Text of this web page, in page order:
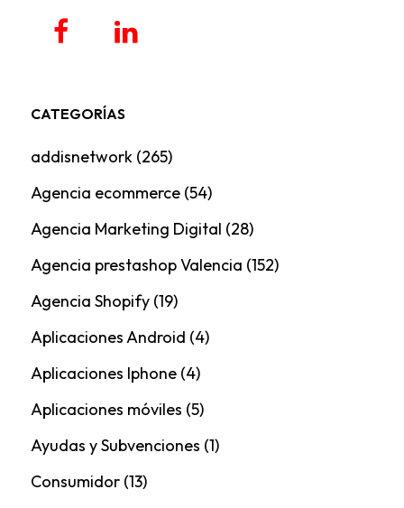
CATEGORÍAS
addisnetwork(265)
Agencia ecommerce(54)
Agencia Marketing Digital (28)
Agencia prestashop Valencia (152)
Agencia Shopify(19)
Aplicaciones Android (4)
Aplicaciones Iphone(4)
Aplicaciones móviles (5)
Ayudas y Subvenciones (1)
Consumidor(13)